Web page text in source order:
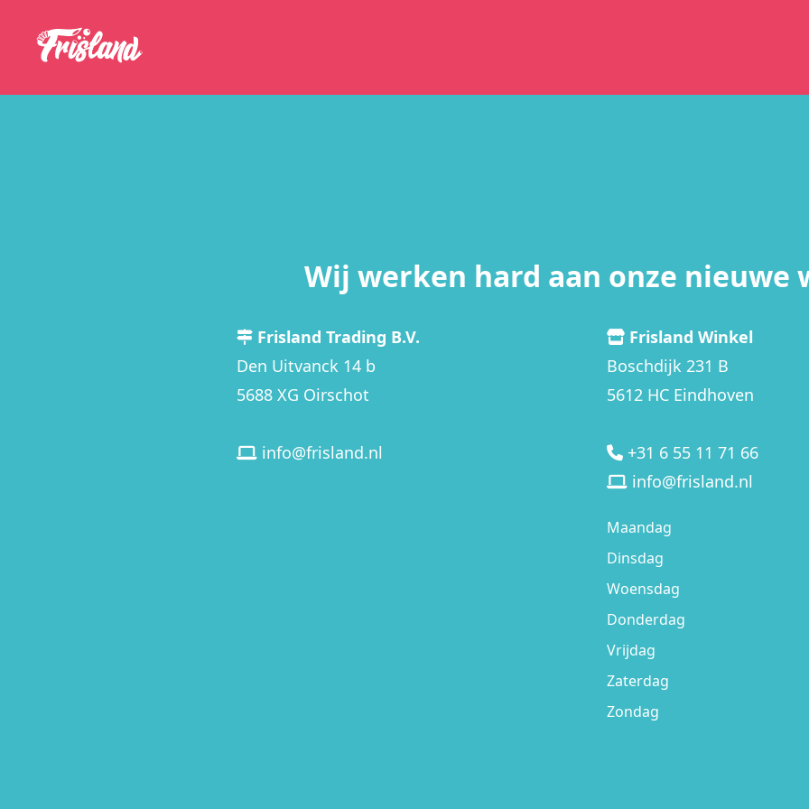
Wij werken hard aan onze nieuwe
Frisland Trading B.V.
Den Uitvanck 14 b
5688 XG Oirschot
info@frisland.nl
Frisland Winkel
Boschdijk 231 B
5612 HC Eindhoven
+31 6 55 11 71 66
info@frisland.nl
Maandag
Dinsdag
Woensdag
Donderdag
Vrijdag
Zaterdag
Zondag